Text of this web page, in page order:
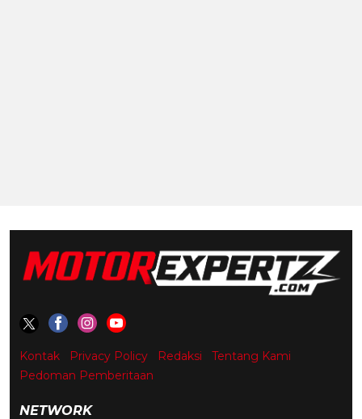
Kontak Privacy Policy Redaksi
Tentang Kami
Pedoman Pemberitaan
NETWORK